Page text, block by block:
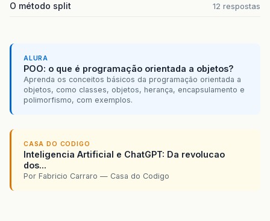
O método split 12 respostas
ALURA
POO: o que é programação orientada a objetos?
Aprenda os conceitos básicos da programação orientada a
objetos, como classes, objetos, herança, encapsulamento e
polimorfismo, com exemplos.
CASA DO CODIGO
Inteligencia Artificial e ChatGPT: Da revolucao
dos...
Por Fabricio Carraro — Casa do Codigo